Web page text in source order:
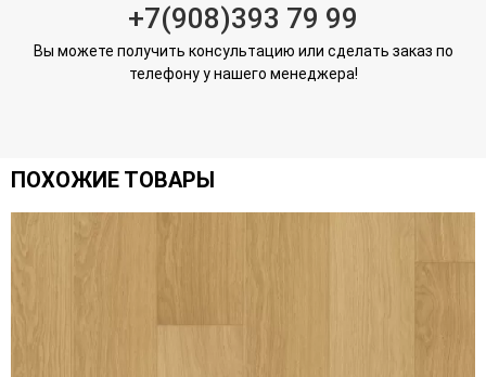
+7(908)393 79 99
Вы можете получить консультацию или сделать заказ по
телефону у нашего менеджера!
ПОХОЖИЕ ТОВАРЫ